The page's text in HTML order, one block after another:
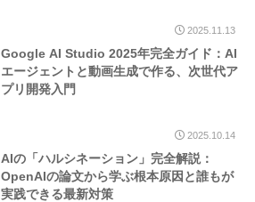
2025.11.13
Google AI Studio 2025年完全ガイド：AI
エージェントと動画生成で作る、次世代ア
プリ開発入門
2025.10.14
AIの「ハルシネーション」完全解説：
OpenAIの論文から学ぶ根本原因と誰もが
実践できる最新対策